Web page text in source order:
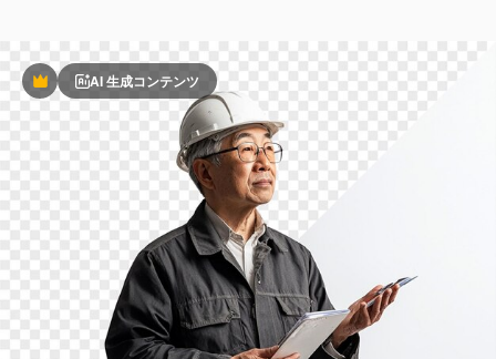
PremiumAI 生成コンテンツ